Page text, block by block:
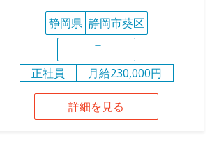
静岡県 静岡市葵区
IT
正社員
月給230,000円
詳細を見る